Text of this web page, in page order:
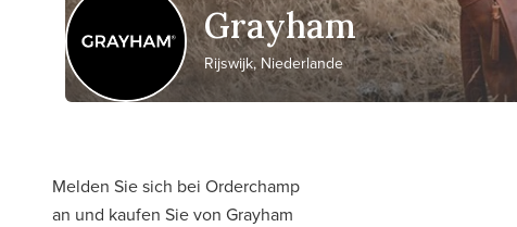
Grayham
Rijswijk, Niederlande
Melden Sie sich bei Orderchamp
an und kaufen Sie von Grayham